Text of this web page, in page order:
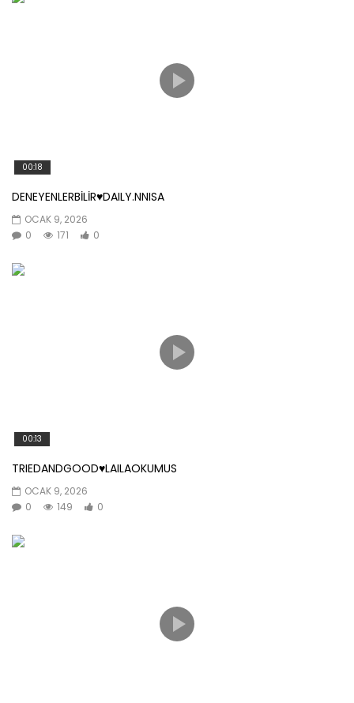
00:18
DENEYENLERBİLİR♥️DAILY.NNISA
OCAK 9, 2026
0
171 0
00:13
TRIEDANDGOOD♥️LAILAOKUMUS
OCAK 9, 2026
0
149 0